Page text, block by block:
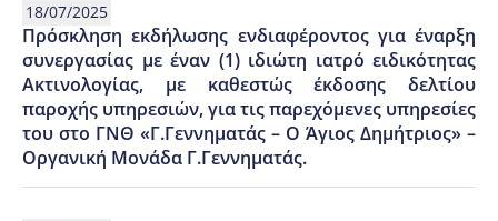
18/07/2025
Πρόσκληση εκδήλωσης ενδιαφέροντος για έναρξη
συνεργασίας με έναν (1) ιδιώτη ιατρό ειδικότητας
Ακτινολογίας, με καθεστώς έκδοσης δελτίου
παροχής υπηρεσιών, για τις παρεχόμενες υπηρεσίες
του στο ΓΝΘ «Γ.Γεννηματάς – Ο Άγιος Δημήτριος» –
Οργανική Μονάδα Γ.Γεννηματάς.